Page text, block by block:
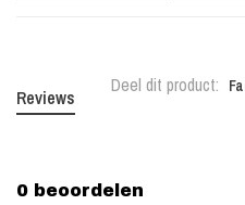
Deel dit product:
Reviews
0 beoordelen